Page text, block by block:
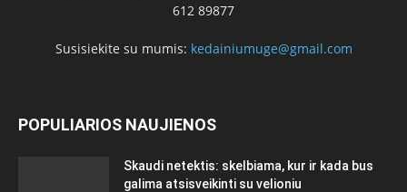
612 89877
Susisiekite su mumis: kedainiumuge@gmail.com
POPULIARIOS NAUJIENOS
Skaudi netektis: skelbiama, kur ir kada bus
galima atsisveikinti su velioniu